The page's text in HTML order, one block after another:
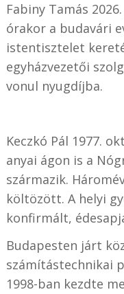
Fabiny Tamás
órakor a budavári
istentisztelet
egyházvezetői
vonul nyugdíjba.
Keczkó Pál 1977.
anyai ágon is a
származik.
költözött. A helyi
konfirmált,
Budapesten járt
számítástechnikai
1998-ban kezdte